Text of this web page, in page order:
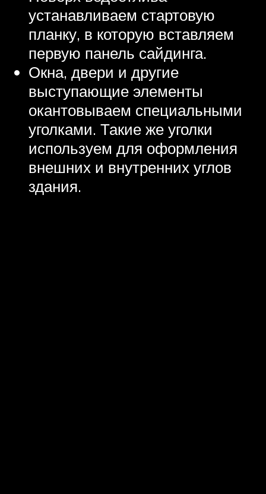
устанавливаем стартовую
планку, в которую вставляем
первую панель сайдинга.
Окна, двери и другие
выступающие элементы
окантовываем специальными
уголками. Такие же уголки
используем для оформления
внешних и внутренних углов
здания.